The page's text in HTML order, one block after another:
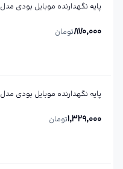
پایه نگهدارنده موبایل بودی مدل CM560B
870,000تومان
پایه نگهدارنده موبایل بودی مدل CM555B
1,329,000تومان